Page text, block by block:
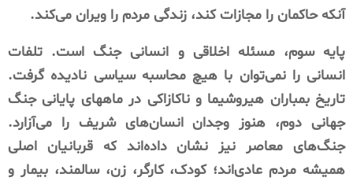
آنکه حاکمان را مجازات کند، زندگی مردم را ویران می‌کند.
پایه سوم، مسئله اخلاقی و انسانی جنگ است. تلفات
انسانی را نمی‌توان با هیچ محاسبه سیاسی نادیده گرفت.
تاریخ بمباران هیروشیما و ناکازاکی در ماههای پایانی جنگ
جهانی دوم، هنوز وجدان انسان‌های شریف را می‌آزارد.
جنگ‌های معاصر نیز نشان داده‌اند که قربانیان اصلی
همیشه مردم عادی‌اند؛ کودک، کارگر، زن، سالمند، بیمار و